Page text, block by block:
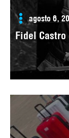
agosto 6,
Fidel